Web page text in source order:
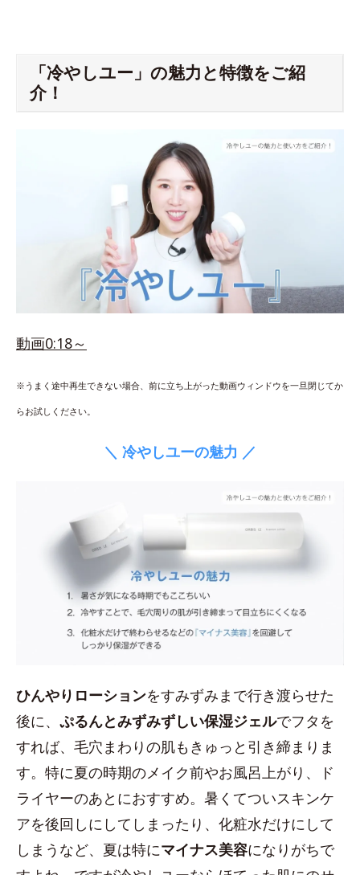
「冷やしユー」の魅力と特徴をご紹
介！
動画0:18～
※うまく途中再生できない場合、前に立ち上がった動画ウィンドウを一旦閉じてか
らお試しください。
＼ 冷やしユーの魅力 ／
ひんやりローションをすみずみまで行き渡らせた
後に、 ぷるんとみずみずしい保湿ジェルでフタを
すれば、毛穴まわりの肌もきゅっと引き締まりま
す。特に夏の時期のメイク前やお風呂上がり、ド
ライヤーのあとにおすすめ。暑くてついスキンケ
アを後回しにしてしまったり、化粧水だけにして
しまうなど、夏は特にマイナス美容になりがちで